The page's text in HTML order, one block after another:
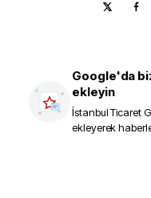
Google'da
ekleyin
İstanbul Ticaret
ekleyerek